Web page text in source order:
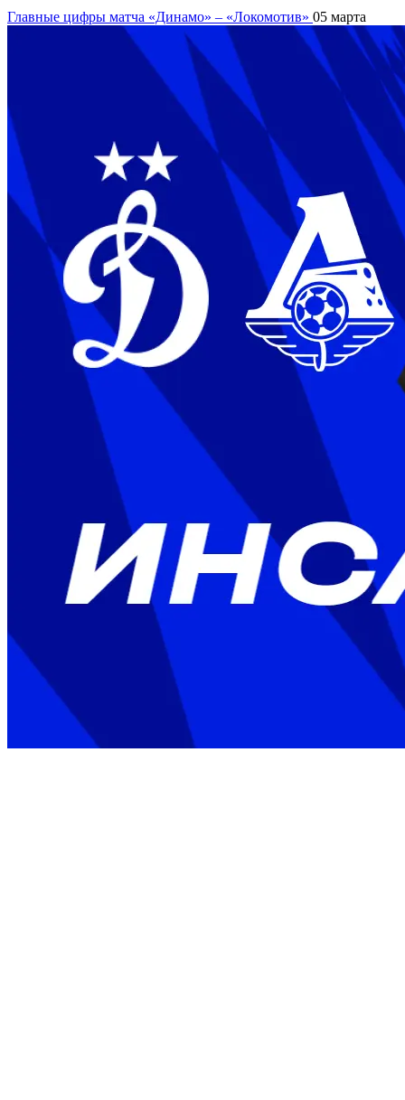
Главные цифры матча «Динамо» – «Локомотив» 05 марта